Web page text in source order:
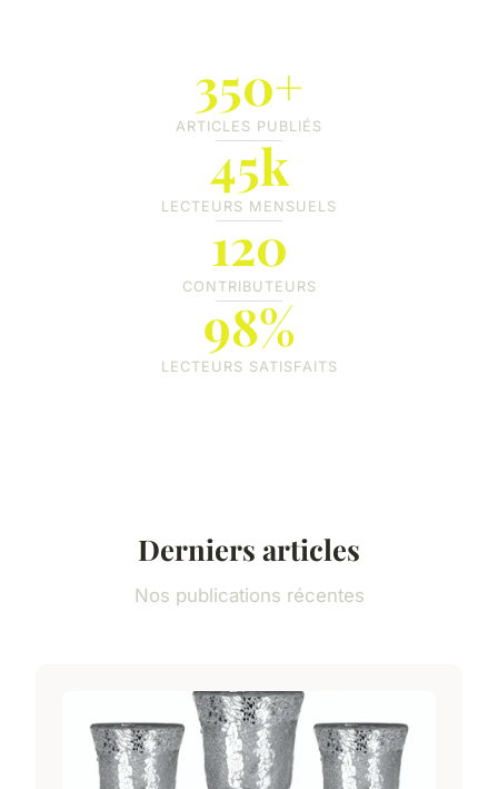
350+
ARTICLES PUBLIÉS
45k
LECTEURS MENSUELS
120
CONTRIBUTEURS
98%
LECTEURS SATISFAITS
Derniers articles
Nos publications récentes